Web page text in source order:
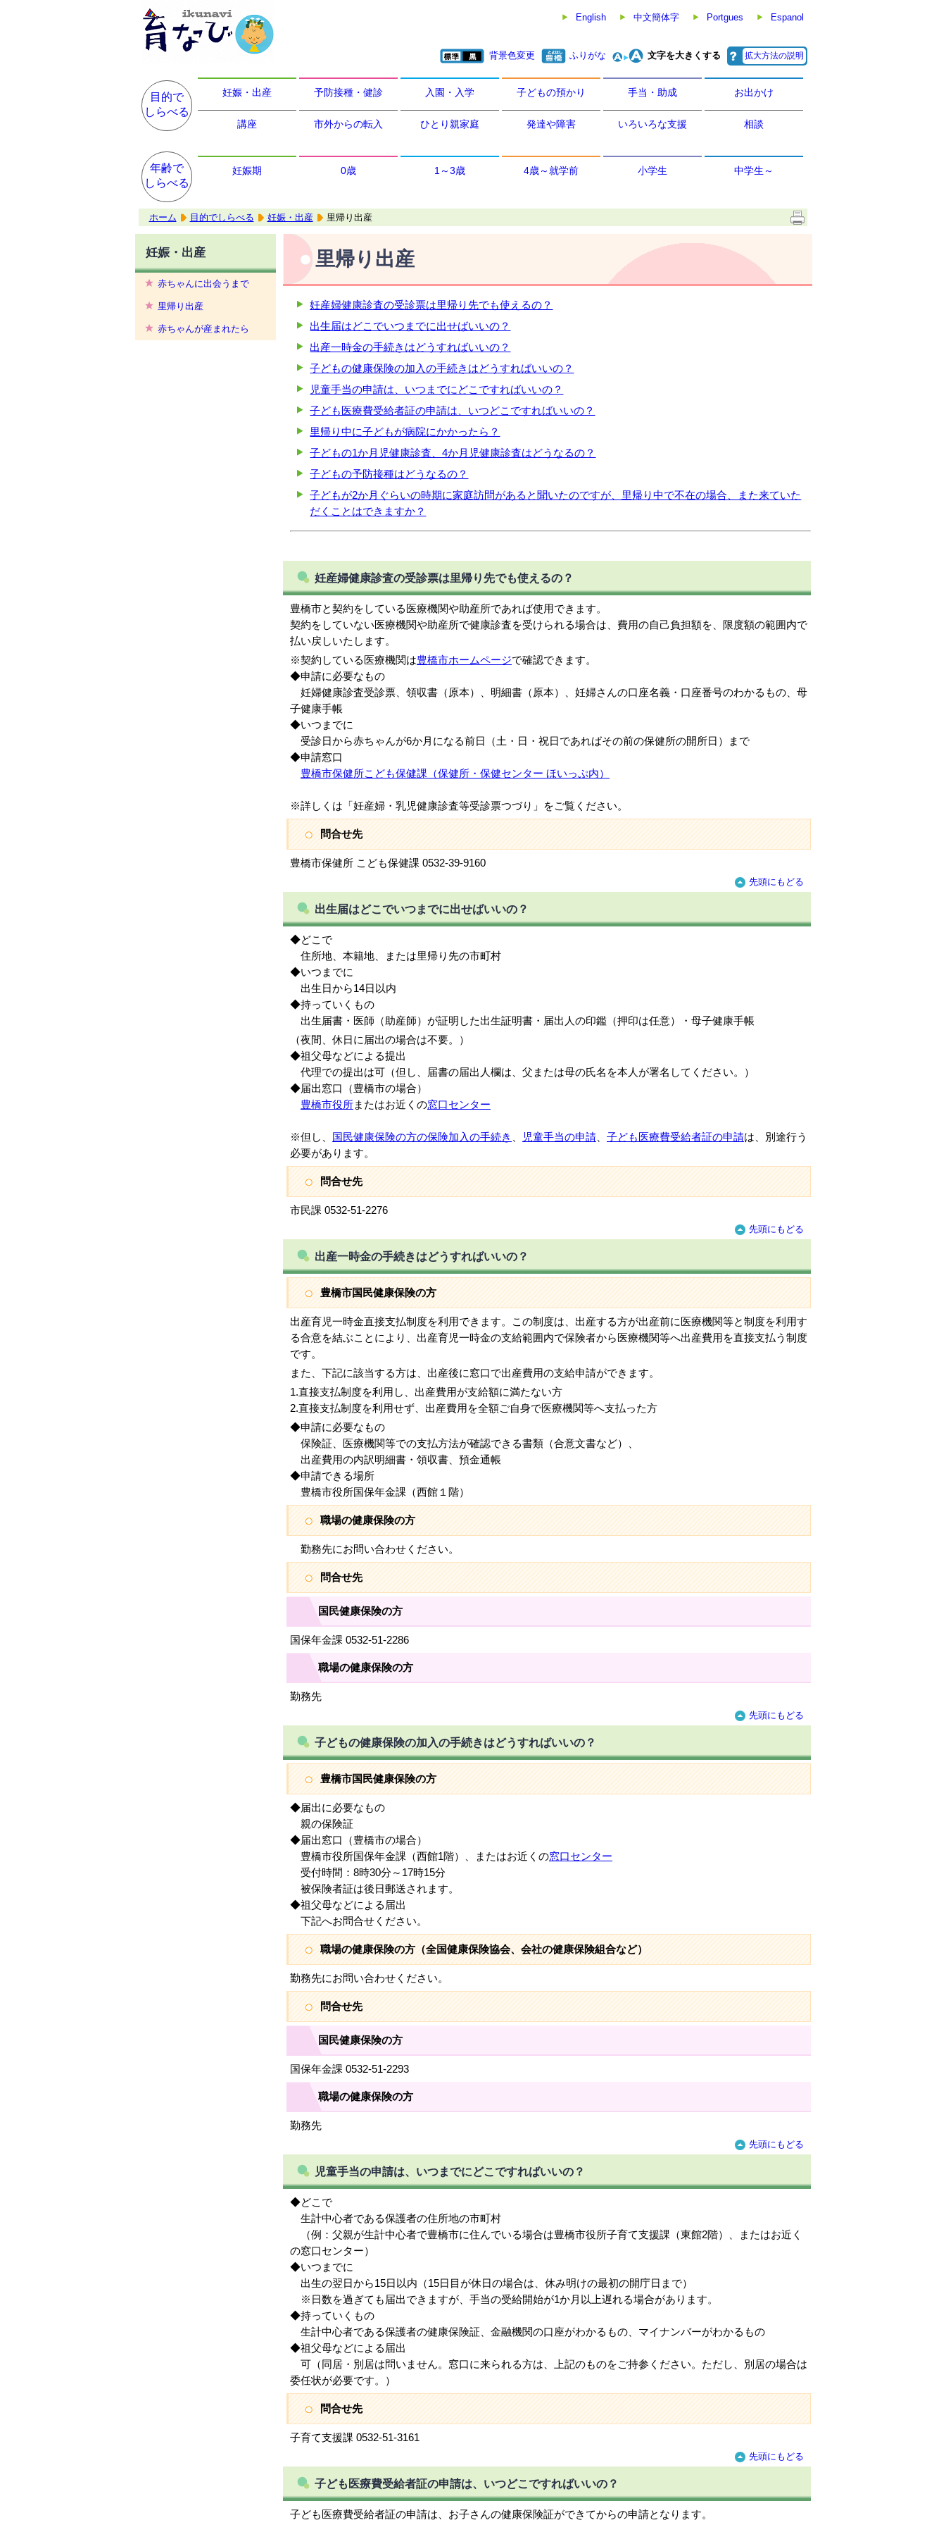
English 中文簡体字 Portgues Espanol
背景色変更 ふりがな 文字を大きくする 拡大方法の説明
目的で
しらべる
妊娠・出産 予防接種・健診 入園・入学 子どもの預かり 手当・助成 お出かけ
講座 市外からの転入 ひとり親家庭 発達や障害 いろいろな支援 相談
年齢で
しらべる
妊娠期 0歳 1～3歳 4歳～就学前 小学生 中学生～
ホーム 目的でしらべる 妊娠・出産 里帰り出産
妊娠・出産
赤ちゃんに出会うまで
里帰り出産
赤ちゃんが産まれたら
里帰り出産
妊産婦健康診査の受診票は里帰り先でも使えるの？
出生届はどこでいつまでに出せばいいの？
出産一時金の手続きはどうすればいいの？
子どもの健康保険の加入の手続きはどうすればいいの？
児童手当の申請は、いつまでにどこですればいいの？
子ども医療費受給者証の申請は、いつどこですればいいの？
里帰り中に子どもが病院にかかったら？
子どもの1か月児健康診査、4か月児健康診査はどうなるの？
子どもの予防接種はどうなるの？
子どもが2か月ぐらいの時期に家庭訪問があると聞いたのですが、里帰り中で不在の場合、また来ていた
だくことはできますか？
妊産婦健康診査の受診票は里帰り先でも使えるの？
豊橋市と契約をしている医療機関や助産所であれば使用できます。
契約をしていない医療機関や助産所で健康診査を受けられる場合は、費用の自己負担額を、限度額の範囲内で
払い戻しいたします。
※契約している医療機関は豊橋市ホームページで確認できます。
◆申請に必要なもの
妊婦健康診査受診票、領収書（原本）、明細書（原本）、妊婦さんの口座名義・口座番号のわかるもの、母
子健康手帳
◆いつまでに
受診日から赤ちゃんが6か月になる前日（土・日・祝日であればその前の保健所の開所日）まで
◆申請窓口
豊橋市保健所こども保健課（保健所・保健センター ほいっぷ内）
※詳しくは「妊産婦・乳児健康診査等受診票つづり」をご覧ください。
問合せ先
豊橋市保健所 こども保健課 0532-39-9160
先頭にもどる
出生届はどこでいつまでに出せばいいの？
◆どこで
住所地、本籍地、または里帰り先の市町村
◆いつまでに
出生日から14日以内
◆持っていくもの
出生届書・医師（助産師）が証明した出生証明書・届出人の印鑑（押印は任意）・母子健康手帳
（夜間、休日に届出の場合は不要。）
◆祖父母などによる提出
代理での提出は可（但し、届書の届出人欄は、父または母の氏名を本人が署名してください。）
◆届出窓口（豊橋市の場合）
豊橋市役所またはお近くの窓口センター
※但し、 国民健康保険の方の保険加入の手続き 児童手当の申請 子ども医療費受給者証の申請は、別途行う
必要があります。
問合せ先
市民課 0532-51-2276
先頭にもどる
出産一時金の手続きはどうすればいいの？
豊橋市国民健康保険の方
出産育児一時金直接支払制度を利用できます。この制度は、出産する方が出産前に医療機関等と制度を利用す
る合意を結ぶことにより、出産育児一時金の支給範囲内で保険者から医療機関等へ出産費用を直接支払う制度
です。
また、下記に該当する方は、出産後に窓口で出産費用の支給申請ができます。
1.直接支払制度を利用し、出産費用が支給額に満たない方
2.直接支払制度を利用せず、出産費用を全額ご自身で医療機関等へ支払った方
◆申請に必要なもの
保険証、医療機関等での支払方法が確認できる書類（合意文書など）、
出産費用の内訳明細書・領収書、預金通帳
◆申請できる場所
豊橋市役所国保年金課（西館１階）
職場の健康保険の方
勤務先にお問い合わせください。
問合せ先
国民健康保険の方
国保年金課 0532-51-2286
職場の健康保険の方
勤務先
先頭にもどる
子どもの健康保険の加入の手続きはどうすればいいの？
豊橋市国民健康保険の方
◆届出に必要なもの
親の保険証
◆届出窓口（豊橋市の場合）
豊橋市役所国保年金課（西館1階）、またはお近くの窓口センター
受付時間：8時30分～17時15分
被保険者証は後日郵送されます。
◆祖父母などによる届出
下記へお問合せください。
職場の健康保険の方（全国健康保険協会、会社の健康保険組合など）
勤務先にお問い合わせください。
問合せ先
国民健康保険の方
国保年金課 0532-51-2293
職場の健康保険の方
勤務先
先頭にもどる
児童手当の申請は、いつまでにどこですればいいの？
◆どこで
生計中心者である保護者の住所地の市町村
（例：父親が生計中心者で豊橋市に住んでいる場合は豊橋市役所子育て支援課（東館2階）、またはお近く
の窓口センター）
◆いつまでに
出生の翌日から15日以内（15日目が休日の場合は、休み明けの最初の開庁日まで）
※日数を過ぎても届出できますが、手当の受給開始が1か月以上遅れる場合があります。
◆持っていくもの
生計中心者である保護者の健康保険証、金融機関の口座がわかるもの、マイナンバーがわかるもの
◆祖父母などによる届出
可（同居・別居は問いません。窓口に来られる方は、上記のものをご持参ください。ただし、別居の場合は
委任状が必要です。）
問合せ先
子育て支援課 0532-51-3161
先頭にもどる
子ども医療費受給者証の申請は、いつどこですればいいの？
子ども医療費受給者証の申請は、お子さんの健康保険証ができてからの申請となります。